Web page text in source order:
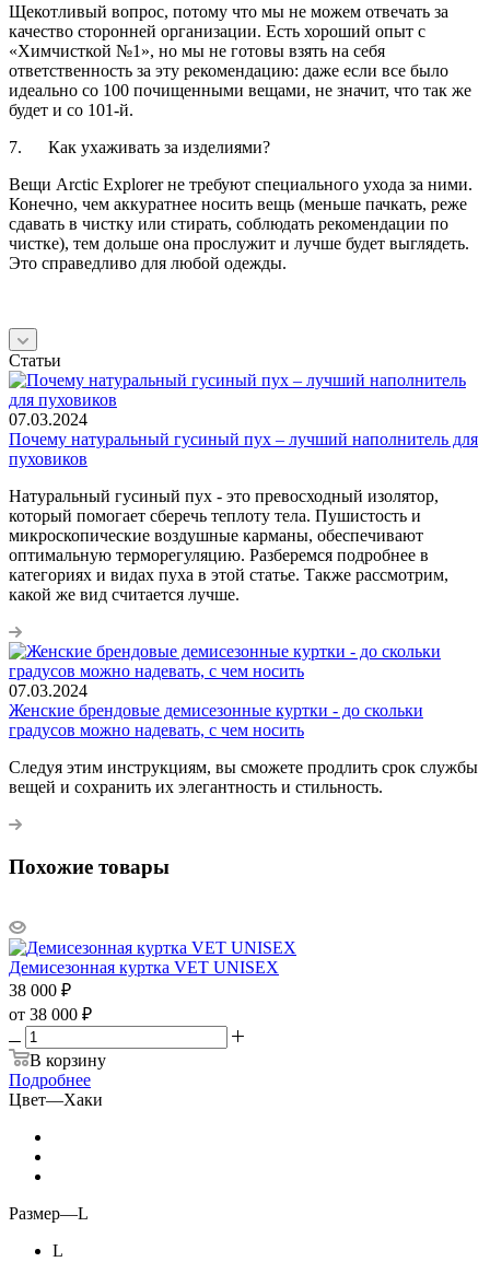
Щекотливый вопрос, потому что мы не можем отвечать за
качество сторонней организации. Есть хороший опыт с
«Химчисткой №1», но мы не готовы взять на себя
ответственность за эту рекомендацию: даже если все было
идеально со 100 почищенными вещами, не значит, что так же
будет и со 101-й.
7. Как ухаживать за изделиями?
Вещи Arctic Explorer не требуют специального ухода за ними.
Конечно, чем аккуратнее носить вещь (меньше пачкать, реже
сдавать в чистку или стирать, соблюдать рекомендации по
чистке), тем дольше она прослужит и лучше будет выглядеть.
Это справедливо для любой одежды.
Статьи
07.03.2024
Почему натуральный гусиный пух – лучший наполнитель для
пуховиков
Натуральный гусиный пух - это превосходный изолятор,
который помогает сберечь теплоту тела. Пушистость и
микроскопические воздушные карманы, обеспечивают
оптимальную терморегуляцию. Разберемся подробнее в
категориях и видах пуха в этой статье. Также рассмотрим,
какой же вид считается лучше.
07.03.2024
Женские брендовые демисезонные куртки - до скольки
градусов можно надевать, с чем носить
Следуя этим инструкциям, вы сможете продлить срок службы
вещей и сохранить их элегантность и стильность.
Похожие товары
Демисезонная куртка VET UNISEX
38 000 ₽
от 38 000 ₽
В корзину
Подробнее
Цвет—Хаки
Размер—L
L